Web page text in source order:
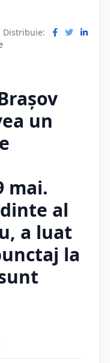
Distribuie:
un
mai.
al
a luat
la